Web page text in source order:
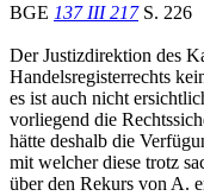
BGE 137 III 217S. 226
Der Justizdirektion des
Handelsregisterrechts
es ist auch nicht
vorliegend die
hätte deshalb die
mit welcher diese trotz
über den Rekurs von A.